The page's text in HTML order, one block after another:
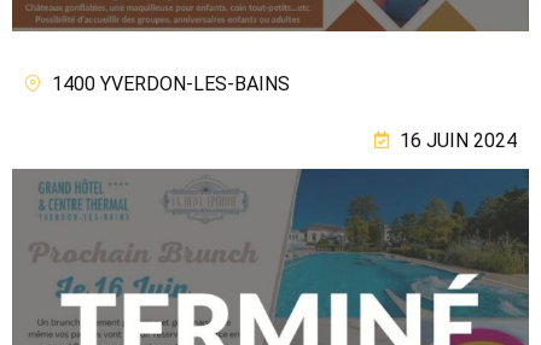
1400 YVERDON-LES-BAINS
16 JUIN 2024